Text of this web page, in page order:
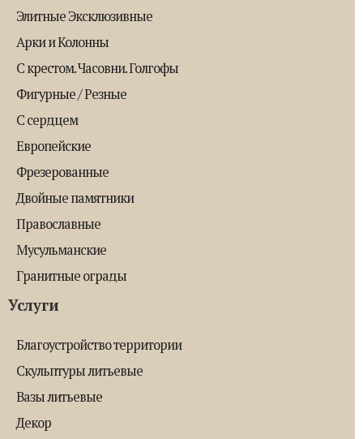
Элитные Эксклюзивные
Арки и Колонны
С крестом. Часовни. Голгофы
Фигурные / Резные
С сердцем
Европейские
Фрезерованные
Двойные памятники
Православные
Мусульманские
Гранитные ограды
Услуги
Благоустройство территории
Скульптуры литьевые
Вазы литьевые
Декор